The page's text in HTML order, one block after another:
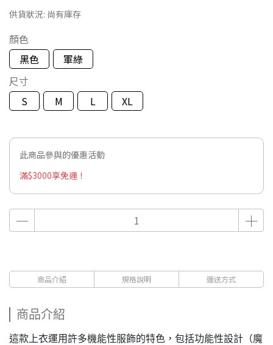
供貨狀況: 尚有庫存
顏色
黑色
軍綠
尺寸
S
M L XL
此商品參與的優惠活動
滿$3000享免運！
商品介紹 規格說明 運送方式
商品介紹
這款上衣運用許多機能性服飾的特色，包括功能性設計（魔